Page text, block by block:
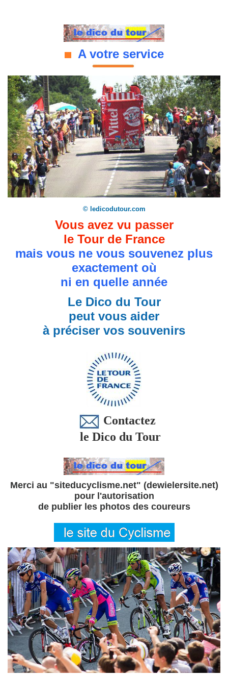
A votre service
© ledicodutour.com
Vous avez vu passer
le Tour de France
mais vous ne vous souvenez plus
exactement où
ni en quelle année
Le Dico du Tour
peut vous aider
à préciser vos souvenirs
Contactez
le Dico du Tour
Merci au "siteducyclisme.net" (dewielersite.net)
pour l'autorisation
de publier les photos des coureurs